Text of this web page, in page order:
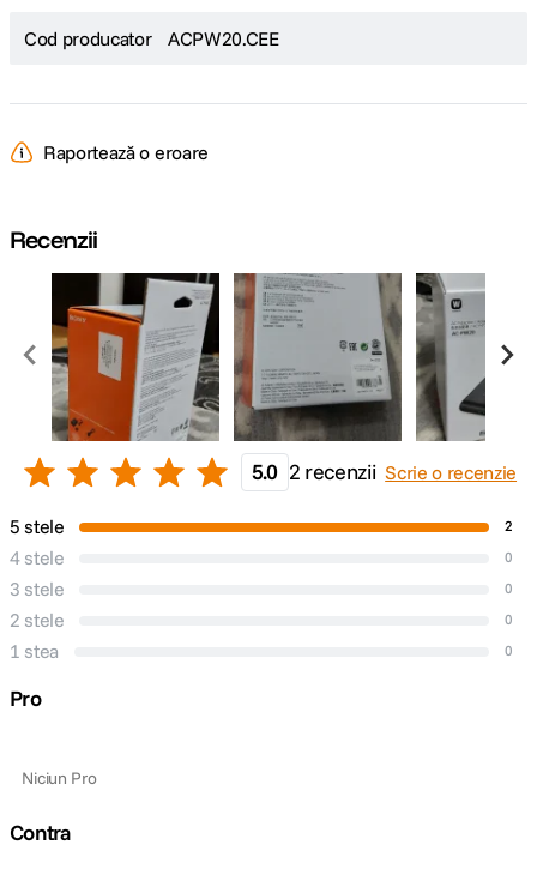
Cod producator ACPW20.CEE
Raportează o eroare
Recenzii
5.0 2 recenzii Scrie o recenzie
5 stele 2
4 stele 0
3 stele 0
2 stele 0
1 stea 0
Pro
Niciun Pro
Contra